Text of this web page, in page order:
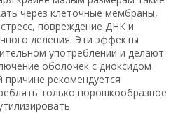
через клеточные мембраны,
повреждение ДНК и
деления. Эти эффекты
употреблении и делают
оболочек с диоксидом
рекомендуется
только порошкообразное